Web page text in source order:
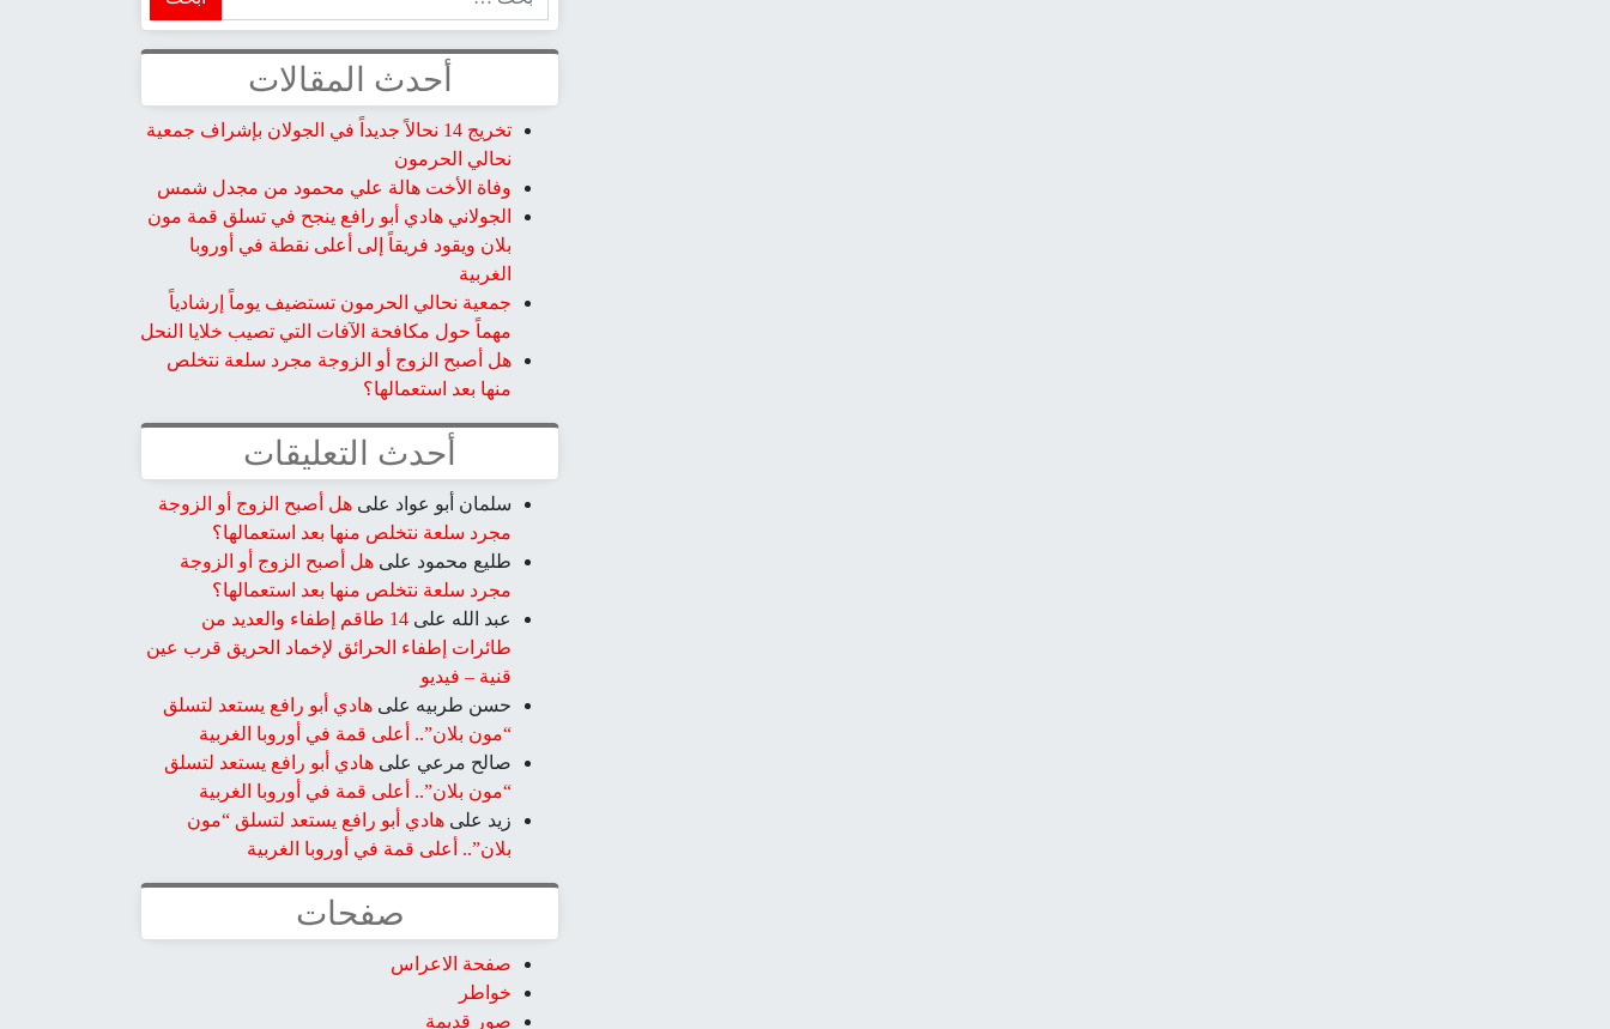
أحدث المقالات
تخريج 14 نحالاً جديداً في الجولان بإشراف جمعية
نحالي الحرمون
وفاة الأخت هالة علي محمود من مجدل شمس
الجولاني هادي أبو رافع ينجح في تسلق قمة مون
بلان ويقود فريقاً إلى أعلى نقطة في أوروبا
الغربية
جمعية نحالي الحرمون تستضيف يوماً إرشادياً
مهماً حول مكافحة الآفات التي تصيب خلايا النحل
هل أصبح الزوج أو الزوجة مجرد سلعة نتخلص
منها بعد استعمالها؟
أحدث التعليقات
سلمان أبو عواد على هل أصبح الزوج أو الزوجة
مجرد سلعة نتخلص منها بعد استعمالها؟
طليع محمود على هل أصبح الزوج أو الزوجة
مجرد سلعة نتخلص منها بعد استعمالها؟
عبد الله على
14 طاقم إطفاء والعديد من
طائرات إطفاء الحرائق لإخماد الحريق قرب عين
قنية – فيديو
حسن طربيه على هادي أبو رافع يستعد لتسلق
“مون بلان”.. أعلى قمة في أوروبا الغربية
صالح مرعي على هادي أبو رافع يستعد لتسلق
“مون بلان”.. أعلى قمة في أوروبا الغربية
زيد على هادي أبو رافع يستعد لتسلق “مون
بلان”.. أعلى قمة في أوروبا الغربية
صفحات
صفحة الاعراس
خواطر
صور قديمة